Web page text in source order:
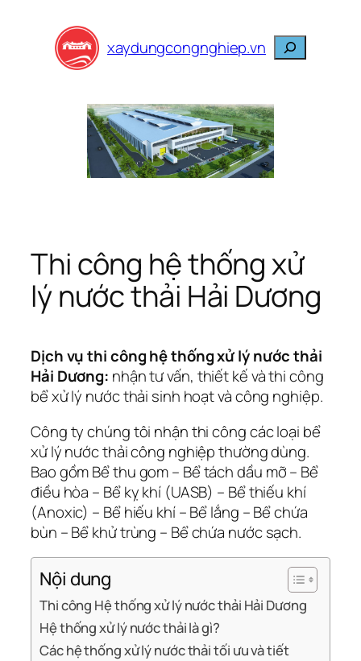
content
xaydungcongnghiep.vn Search
Thi công hệ thống xử
lý nước thải Hải Dương
Dịch vụ thi công hệ thống xử lý nước thải
Hải Dương: nhận tư vấn, thiết kế và thi công
bể xử lý nước thải sinh hoạt và công nghiệp.
Công ty chúng tôi nhận thi công các loại bể
xử lý nước thải công nghiệp thường dùng.
Bao gồm Bể thu gom – Bể tách dầu mỡ – Bể
điều hòa – Bể kỵ khí (UASB) – Bể thiếu khí
(Anoxic) – Bể hiếu khí – Bể lắng – Bể chứa
bùn – Bể khử trùng – Bể chứa nước sạch.
Nội dung
Thi công Hệ thống xử lý nước thải Hải Dương
Hệ thống xử lý nước thải là gì?
Các hệ thống xử lý nước thải tối ưu và tiết